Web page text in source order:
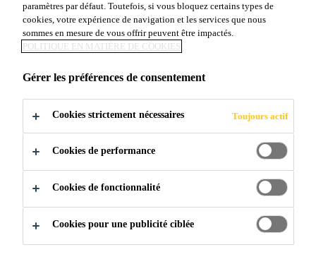
OUTIL
SIKAFLOOR®
PRODESIGNER
Construction ... Outil Sikafloor® Prodesigner
paramètres par défaut. Toutefois, si vous bloquez certains types de
cookies, votre expérience de navigation et les services que nous
sommes en mesure de vous offrir peuvent être impactés.
POLITIQUE EN MATIÈRE DE COOKIES
Gérer les préférences de consentement
Cookies strictement nécessaires Toujours actif
Cookies de performance
Cookies de fonctionnalité
Cookies pour une publicité ciblée